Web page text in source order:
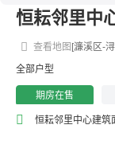
恒耘邻里中
[濂溪区-
查看地图
全部户型
期房在售
恒耘邻里中心建筑